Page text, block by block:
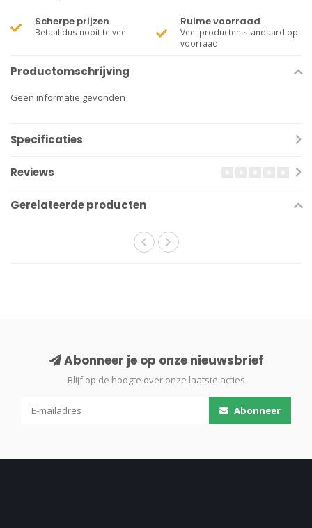
Scherpe prijzen
Betaal dus nooit te veel
Ruime voorraad
Veel producten standaard op
voorraad
Productomschrijving
Geen informatie gevonden
Specificaties
Reviews
Gerelateerde producten
Abonneer je op onze nieuwsbrief
Blijf op de hoogte over onze laatste acties
Abonneer